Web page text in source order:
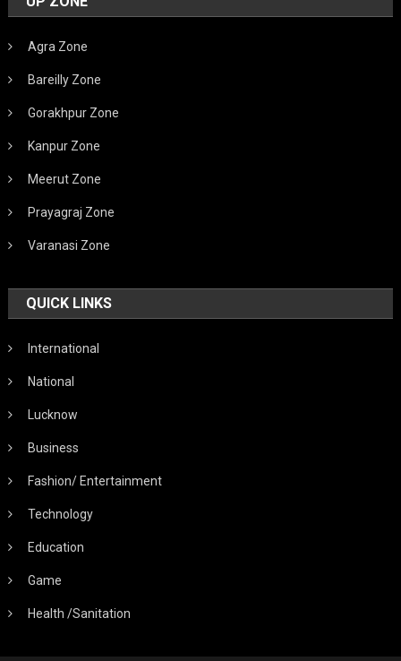
Agra Zone
Bareilly Zone
Gorakhpur Zone
Kanpur Zone
Meerut Zone
Prayagraj Zone
Varanasi Zone
QUICK LINKS
International
National
Lucknow
Business
Fashion/ Entertainment
Technology
Education
Game
Health /Sanitation